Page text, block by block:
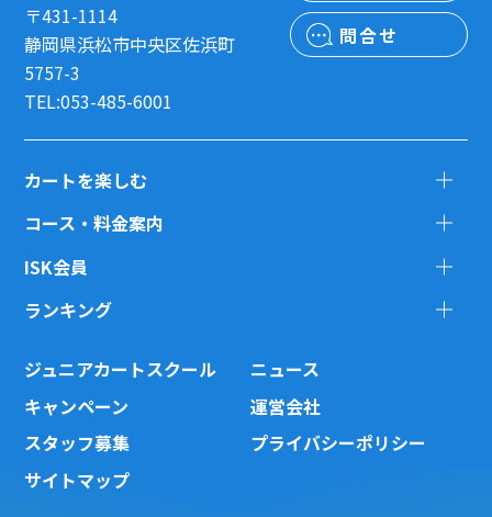
〒431-1114
静岡県浜松市中央区佐浜町
5757-3
TEL:053-485-6001
問合せ
カートを楽しむ
コース・料金案内
ISK会員
ランキング
ジュニアカートスクール
ニュース
キャンペーン
運営会社
スタッフ募集
プライバシーポリシー
サイトマップ